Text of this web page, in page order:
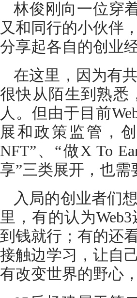
林俊刚向一位穿
又和同行的小伙伴
分享起各自的创业经
在这里，因为有
很快从陌生到熟悉
人。但由于目前
展和政策监管，
NFT”、“做X To
享”三类展开，也
入局的创业者们
里，有的认为
到钱就行；有的还
接触边学习，让自
有改变世界的野心